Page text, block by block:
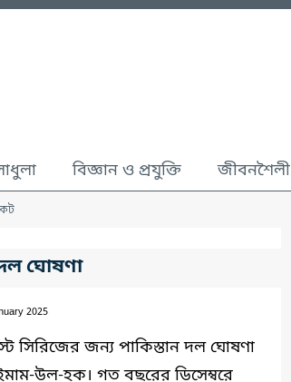
বিজ্ঞান ও প্রযুক্তি জীবনশৈলী
দল ঘোষণা
2025
সিরিজের জন্য পাকিস্তান দল ঘোষণা
উল-হক। গত বছরের ডিসেম্বরে